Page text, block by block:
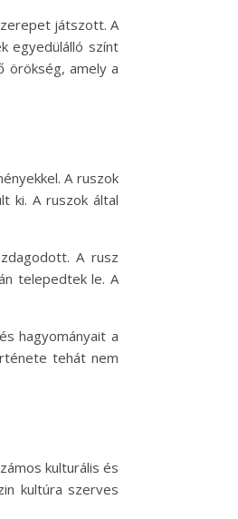
játszott. A
egyedülálló színt
örökség, amely a
A ruszok
ki. A ruszok által
A rusz
telepedtek le. A
hagyományait a
tehát nem
kulturális és
kultúra szerves